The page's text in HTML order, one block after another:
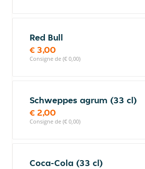
Red Bull
€ 3,00
Consigne de (€ 0,00)
Schweppes agrum (33 cl)
€ 2,00
Consigne de (€ 0,00)
Coca-Cola (33 cl)